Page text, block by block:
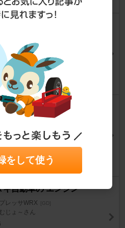
シャフト
プレッサWRX
さん
10
ル タイヤハウス用クリップ
ギ。さん
キ自動車の エンジン
レッサWRX [GD]
じょ～さん
をして使う